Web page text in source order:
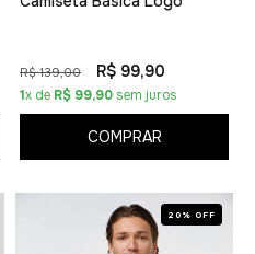
R$ 139,00 R$ 99,90
1x de R$ 99,90 sem juros
COMPRAR
20% OFF